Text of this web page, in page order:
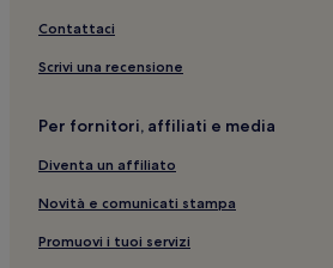
Contattaci
Scrivi una recensione
Per fornitori, affiliati e media
Diventa un affiliato
Novità e comunicati stampa
Promuovi i tuoi servizi